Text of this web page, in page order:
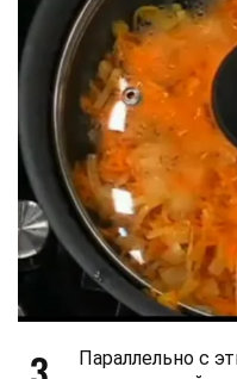
Параллельно с